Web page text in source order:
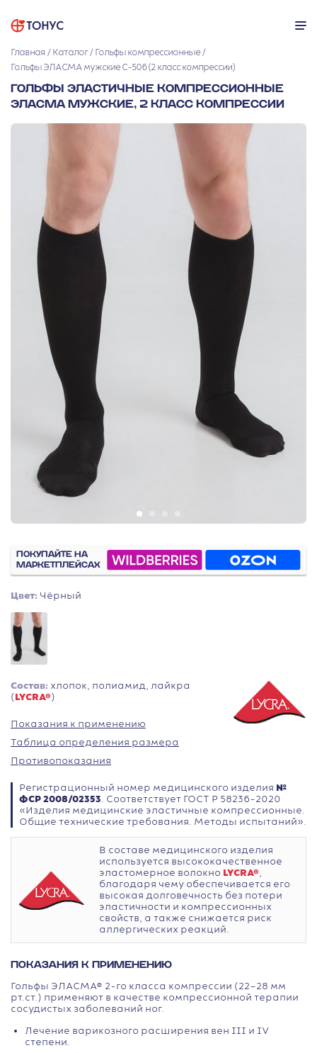
Главная Каталог
Гольфы компрессионные
Гольфы ЭЛАСМА мужские С-506 (2 класс компрессии)
ГОЛЬФЫ ЭЛАСТИЧНЫЕ КОМПРЕССИОННЫЕ
ЭЛАСМА МУЖСКИЕ, 2 КЛАСС КОМПРЕССИИ
ПОКУПАЙТЕ НА
МАРКЕТПЛЕЙСАХ
Цвет: Чёрный
Состав: хлопок, полиамид, лайкра
(LYCRA®)
Показания к применению
Таблица определения размера
Противопоказания
Регистрационный номер медицинского изделия №
ФСР 2008/02353. Соответствует ГОСТ Р 58236-2020
«Изделия медицинские эластичные компрессионные.
Общие технические требования. Методы испытаний».
В составе медицинского изделия
используется высококачественное
эластомерное волокно LYCRA®,
благодаря чему обеспечивается его
высокая долговечность без потери
эластичности и компрессионных
свойств, а также снижается риск
аллергических реакций.
ПОКАЗАНИЯ К ПРИМЕНЕНИЮ
Гольфы ЭЛАСМА® 2-го класса компрессии (22–28 мм
рт.ст.) применяют в качестве компрессионной терапии
сосудистых заболеваний ног.
Лечение варикозного расширения вен III и IV
степени.